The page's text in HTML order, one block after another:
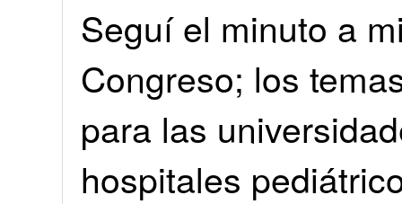
Seguí el minuto a
Congreso; los
para las
hospitales